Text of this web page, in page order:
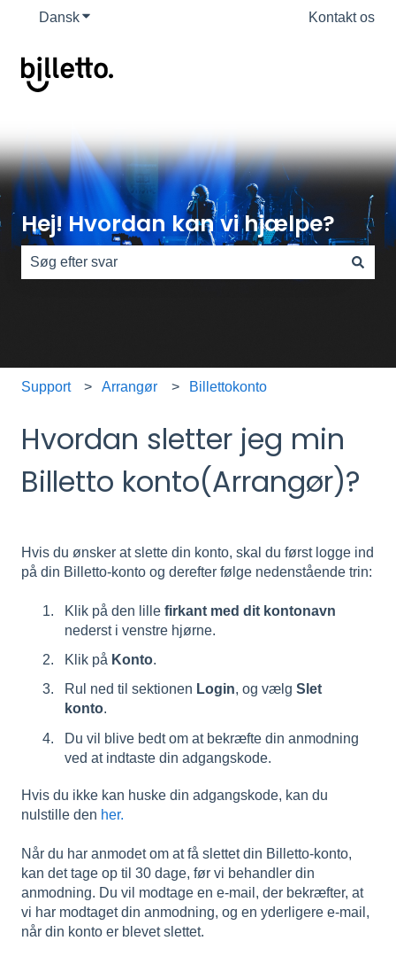
DanskVis undermenu for oversættelser Kontakt os
Hej! Hvordan kan vi hjælpe?
Support Arrangør Billettokonto
Hvordan sletter jeg min
Billetto konto(Arrangør)?
Hvis du ønsker at slette din konto, skal du først logge ind
på din Billetto-konto og derefter følge nedenstående trin:
Klik på den lille firkant med dit kontonavn
nederst i venstre hjørne.
Klik på Konto.
Rul ned til sektionen Login, og vælg Slet
konto.
Du vil blive bedt om at bekræfte din anmodning
ved at indtaste din adgangskode.
Hvis du ikke kan huske din adgangskode, kan du
nulstille den her.
Når du har anmodet om at få slettet din Billetto-konto,
kan det tage op til 30 dage, før vi behandler din
anmodning. Du vil modtage en e-mail, der bekræfter, at
vi har modtaget din anmodning, og en yderligere e-mail,
når din konto er blevet slettet.